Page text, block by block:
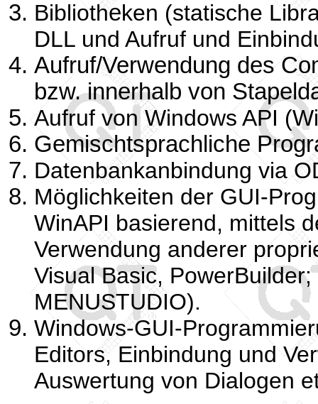
Bibliotheken (statische
DLL und Aufruf und
Aufruf/Verwendung des
bzw. innerhalb von
Aufruf von Windows API
Gemischtsprachliche
Datenbankanbindung via
Möglichkeiten der GUI-
WinAPI basierend, mittels
Verwendung anderer
Visual Basic,
MENUSTUDIO).
Windows-GUI-
Editors, Einbindung und
Auswertung von Dialogen